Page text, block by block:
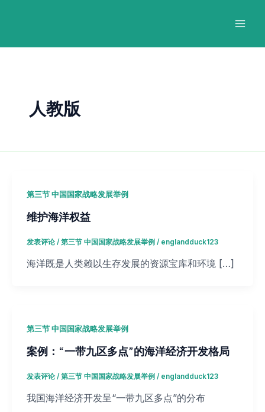
人教版
第三节 中国国家战略发展举例
维护海洋权益
发表评论 /第三节 中国国家战略发展举例 / englandduck123
海洋既是人类赖以生存发展的资源宝库和环境 […]
第三节 中国国家战略发展举例
案例：“一带九区多点”的海洋经济开发格局
发表评论 /第三节 中国国家战略发展举例 / englandduck123
我国海洋经济开发呈“一带九区多点”的分布